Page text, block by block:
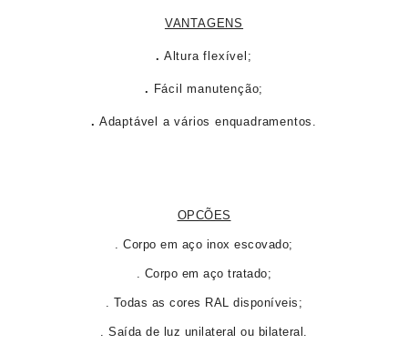
VANTAGENS
. Altura flexível;
. Fácil manutenção;
. Adaptável a vários enquadramentos.
OPCÕES
. Corpo em aço inox escovado;
. Corpo em aço tratado;
. Todas as cores RAL disponíveis;
. Saída de luz unilateral ou bilateral.